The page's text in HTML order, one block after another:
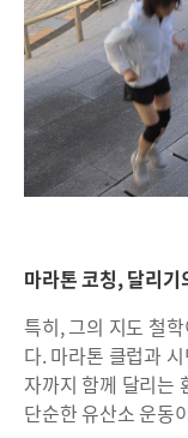
마라톤 코칭, 달리
특히, 그의 지도 철
다. 마라톤 클럽과
자까지 함께 달리는
단순한 유산소 운동